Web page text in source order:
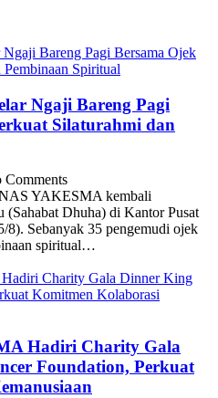
Ngaji Bareng Pagi
Silaturahmi dan
Comments
YAKESMA kembali
(Sahabat Dhuha) di Kantor Pusat
Sebanyak 35 pengemudi ojek
spiritual…
Hadiri Charity Gala
Foundation, Perkuat